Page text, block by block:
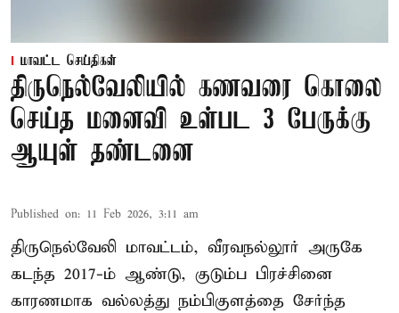
மாவட்ட செய்திகள்
திருநெல்வேலியில் கணவரை கொலை
செய்த மனைவி உள்பட 3 பேருக்கு
ஆயுள் தண்டனை
Published on: 11 Feb 2026, 3:11 am
திருநெல்வேலி மாவட்டம், வீரவநல்லூர் அருகே
கடந்த 2017-ம் ஆண்டு, குடும்ப பிரச்சினை
காரணமாக வல்லத்து நம்பிகுளத்தை சேர்ந்த